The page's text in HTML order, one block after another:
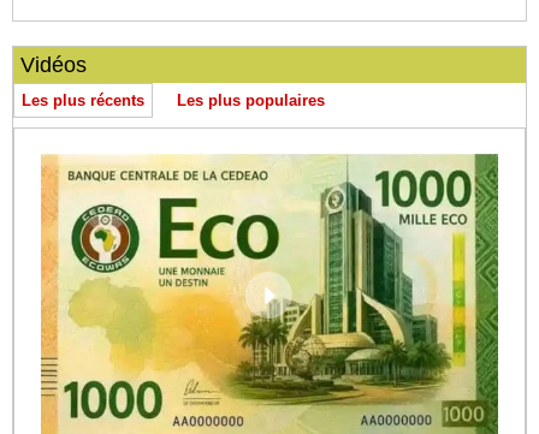
Vidéos
Les plus récents Les plus populaires